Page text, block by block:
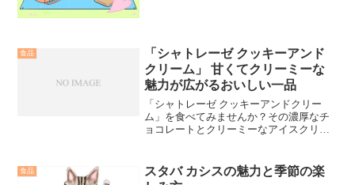
食品
「シャトレーゼ クッキーアンド
クリーム」 甘くてクリーミーな
魅力が広がるおいしい一品
「シャトレーゼ クッキーアンドクリー
ム」を食べてみませんか？その濃厚なチ
ョコレートとクリーミーなアイスクリー
ツの魅力を堪能して、至福のひとときを
過ごしてください。シャトレーゼ クッキ
食品
スタバ カシスの魅力と季節の楽